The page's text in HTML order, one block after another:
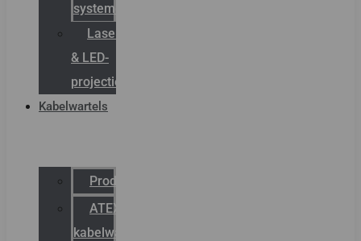
systemen
Laserbelijning
& LED-
projectie
Kabelwartels
Productcatalogus
ATEX
kabelwartels